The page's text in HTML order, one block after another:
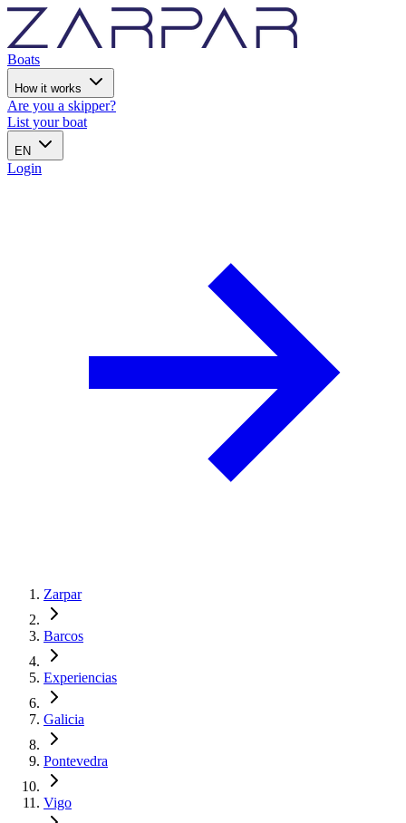
Boats
How it works
Are you a skipper?
List your boat
EN
Login
Zarpar
Barcos
Experiencias
Galicia
Pontevedra
Vigo